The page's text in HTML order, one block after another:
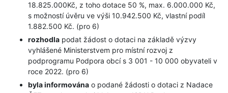
18.825.000Kč, z toho dotace 50 %, max. 6.000.000 Kč,
s možností úvěru ve výši 10.942.500 Kč, vlastní podíl
1.882.500 Kč. (pro 6)
rozhodla podat žádost o dotaci na základě výzvy
vyhlášené Ministerstvem pro místní rozvoj z
podprogramu Podpora obcí s 3 001 - 10 000 obyvateli v
roce 2022. (pro 6)
byla informována o podané žádosti o dotaci z Nadace